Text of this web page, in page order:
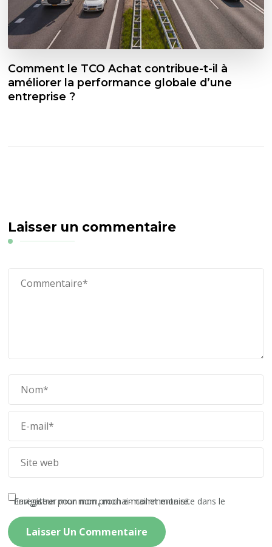
Comment le TCO Achat contribue-t-il à
améliorer la performance globale d’une
entreprise ?
Laisser un commentaire
Enregistrer mon nom, mon e-mail et mon site dans le navigateur pour mon prochain commentaire.